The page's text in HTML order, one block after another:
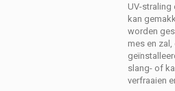
UV-straling
kan
worden
mes en zal,
slang- of
verfraaien